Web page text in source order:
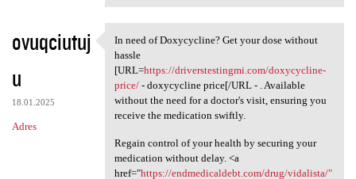
ovuqciutuj
u
18.01.2025
Adres
In need of Doxycycline? Get
In need of Doxycycline? Get your dose without
hassle
[URL=https://driverstestingmi.com/doxycycline-
price/- doxycycline price[/URL - . Available
without the need for a doctor's visit, ensuring you
receive the medication swiftly.
Regain control of your health by securing your
medication without delay. <a
href="https://endmedicaldebt.com/drug/vidalista/"